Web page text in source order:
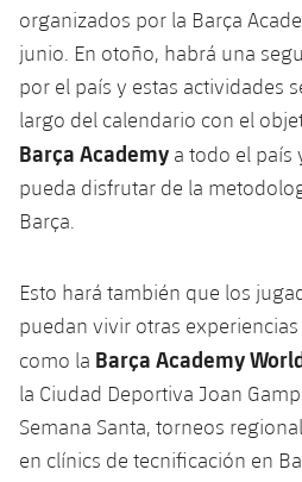
Jugadors
Fotos
Palmarés
Historia
Clasificaciones
Infantil
Alevín
Actualidad
Calendario
Entradas
Jugadores
Fotos
Historia
Barça Atlètic
plusicon
más
Actualidad
Calendario
Jugadores
Clasificaciones
Base
plusicon
más
Actualidad
Junior
Juvenil
Infantil
Alevín
Campus Verano
Información general
plusicon
más
Noticias
Atletismo
plusicon
más
Actualidad
Baloncesto en silla de
plusicon
más
organizados por la Barça
junio. En otoño, habrá una
por el país y estas actividades
largo del calendario con el
Barça Academy a todo el país
pueda disfrutar de la
Barça.
Esto hará también que los
puedan vivir otras
como la Barça Academy
la Ciudad Deportiva Joan
Semana Santa, torneos
en clínics de tecnificación en